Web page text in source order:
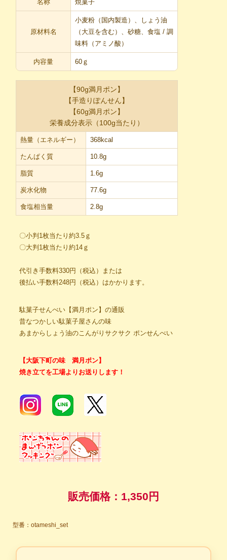
名称 焼菓子
原材料名
小麦粉（国内製造）、しょう油
（大豆を含む）、砂糖、食塩 / 調
味料（アミノ酸）
内容量 60ｇ
【90g満月ポン】
【手造りぽんせん】
【60g満月ポン】
栄養成分表示（100g当たり）
熱量（エネルギー） 368kcal
たんぱく質 10.8g
脂質 1.6g
炭水化物 77.6g
食塩相当量 2.8g
〇小判1枚当たり約3.5ｇ
〇大判1枚当たり約14ｇ
代引き手数料330円（税込）または
後払い手数料248円（税込）はかかります。
駄菓子せんべい【満月ポン】の通販
昔なつかしい駄菓子屋さんの味
あまからしょう油のこんがりサクサク ポンせんべい
【大阪下町の味 満月ポン】
焼き立てを工場よりお送りします！
販売価格： 1,350円
型番：otameshi_set